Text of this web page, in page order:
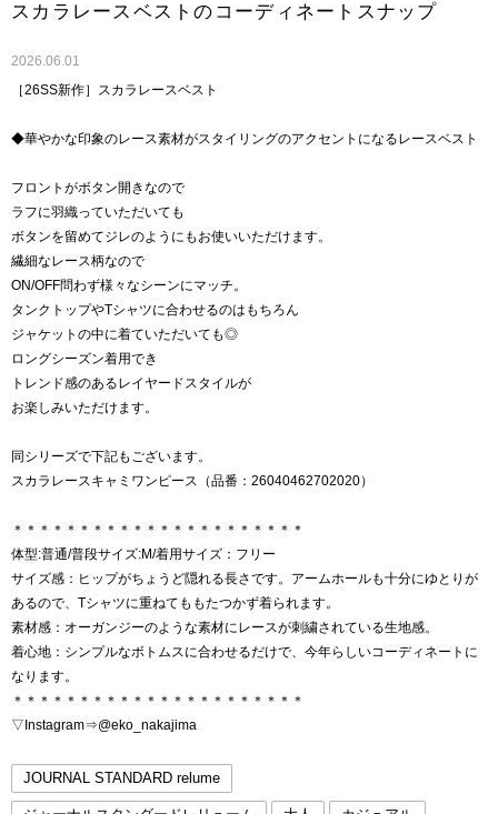
スカラレースベストのコーディネートスナップ
2026.06.01
［26SS新作］スカラレースベスト
◆華やかな印象のレース素材がスタイリングのアクセントになるレースベスト
フロントがボタン開きなので
ラフに羽織っていただいても
ボタンを留めてジレのようにもお使いいただけます。
繊細なレース柄なので
ON/OFF問わず様々なシーンにマッチ。
タンクトップやTシャツに合わせるのはもちろん
ジャケットの中に着ていただいても◎
ロングシーズン着用でき
トレンド感のあるレイヤードスタイルが
お楽しみいただけます。
同シリーズで下記もございます。
スカラレースキャミワンピース（品番：26040462702020）
＊＊＊＊＊＊＊＊＊＊＊＊＊＊＊＊＊＊＊＊＊＊
体型:普通/普段サイズ:M/着用サイズ：フリー
サイズ感：ヒップがちょうど隠れる長さです。アームホールも十分にゆとりが
あるので、Tシャツに重ねてももたつかず着られます。
素材感：オーガンジーのような素材にレースが刺繍されている生地感。
着心地：シンプルなボトムスに合わせるだけで、今年らしいコーディネートに
なります。
＊＊＊＊＊＊＊＊＊＊＊＊＊＊＊＊＊＊＊＊＊＊
▽Instagram⇒@eko_nakajima
JOURNAL STANDARD relume